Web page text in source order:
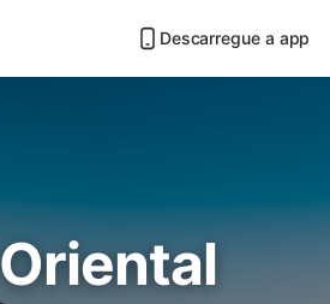
Descarregue a app